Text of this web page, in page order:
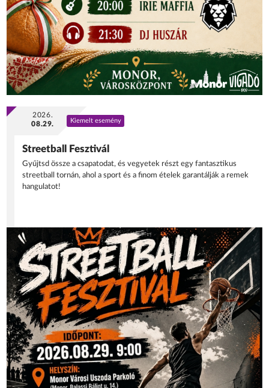
2026.
08.29.
Kiemelt esemény
Streetball Fesztivál
Gyűjtsd össze a csapatodat, és vegyetek részt egy fantasztikus
streetball tornán, ahol a sport és a finom ételek garantálják a remek
hangulatot!